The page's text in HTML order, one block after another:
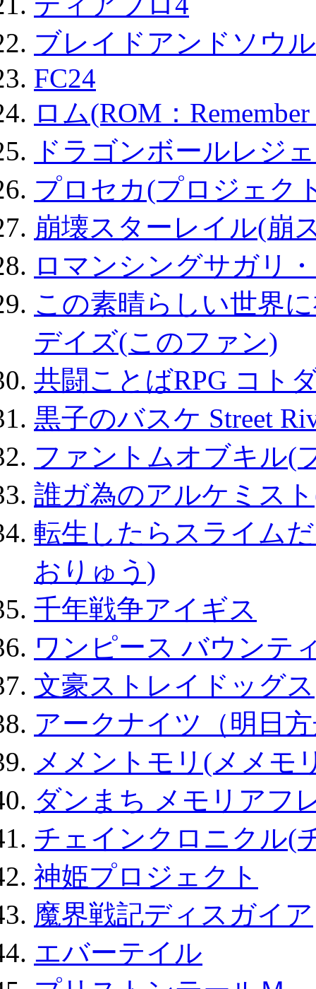
ブレイドアンドソウ
FC24
ロム(ROM：
ドラゴンボールレジ
プロセカ(プロジェク
崩壊スターレイル(崩
ロマンシングサガリ
この素晴らしい世界
デイズ(このファン)
共闘ことばRPG コト
黒子のバスケ Street
ファントムオブキル(
誰ガ為のアルケミス
転生したらスライム
おりゅう)
千年戦争アイギス
ワンピース バウンテ
文豪ストレイドッグス
アークナイツ（明日
メメントモリ(メメモ
ダンまち メモリアフ
チェインクロニクル(
神姫プロジェクト
魔界戦記ディスガイア
エバーテイル